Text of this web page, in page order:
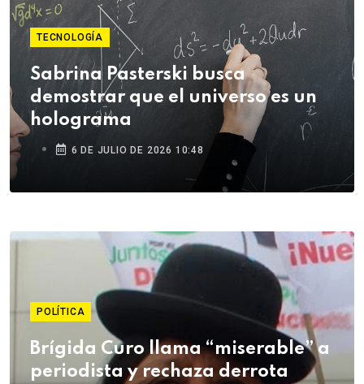
TECNOLOGÍA
Sabrina Pasterski busca
demostrar que el universo es un
holograma
6 DE JULIO DE 2026 10:48
POLÍTICA
Brígida Curo llama “miserable” a
periodista y rechaza derrota